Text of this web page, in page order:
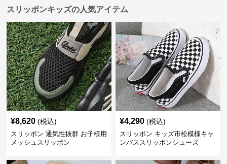
スリッポンキッズの人気アイテム
¥8,620 (税込)
スリッポン 通気性抜群 お子様用
メッシュスリッポン
¥4,290 (税込)
スリッポン キッズ市松模様キャ
ンバススリッポンシューズ